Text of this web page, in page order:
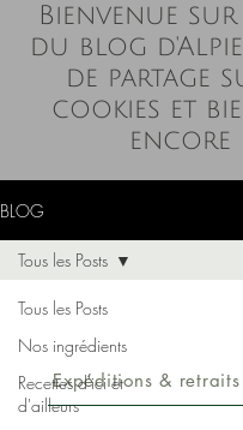
Bienvenue
du blog
de partage
cookies et
encore
BLOG
Tous les Posts
Nos ingrédients
Recettes d'ici et
d'ailleurs
Tous les Posts